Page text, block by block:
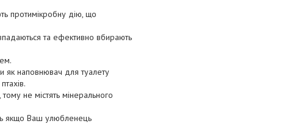
протимікробну дію, що
та ефективно вбирають
як наповнювач для туалету
не містять мінерального
якщо Ваш улюбленець